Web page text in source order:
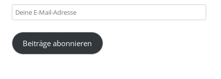
Deine
E-
Mail-
AdresseBeiträge abonnieren